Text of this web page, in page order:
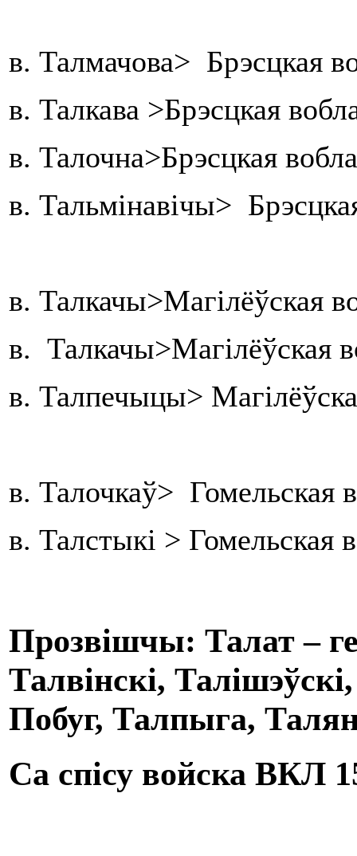
в. Талмачова> Брэсцкая
в. Талкава >Брэсцкая
в. Талочна>Брэсцкая
в. Тальмінавічы>
в. Талкачы>Магілёўская
в. Талкачы>Магілёўская
в. Талпечыцы>
в. Талочкаў> Гомельская
в. Талстыкі > Гомельская
Прозвішчы: Талат –
Талвінскі,
Побуг, Талпыга,
Са спісу войска ВКЛ